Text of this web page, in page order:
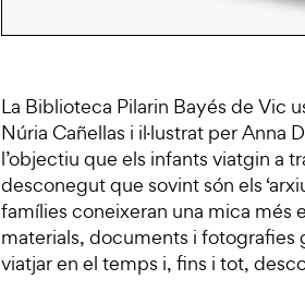
La Biblioteca Pilarin Bayés de Vic
Núria Cañellas i il·lustrat per
l’objectiu que els infants viatgin a
desconegut que sovint són els
famílies coneixeran una mica més
materials, documents i fotografies
viatjar en el temps i, fins i tot,